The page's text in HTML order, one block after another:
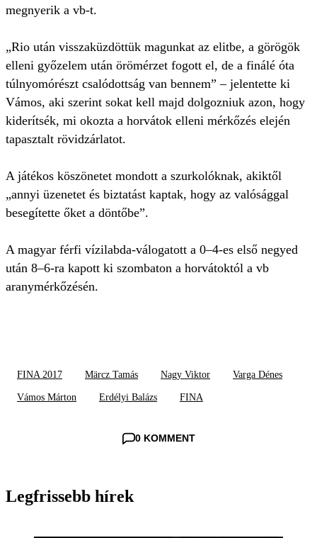
megnyerik a vb-t.
„Rio után visszaküzdöttük magunkat az elitbe, a görögök
elleni győzelem után örömérzet fogott el, de a finálé óta
túlnyomórészt csalódottság van bennem” – jelentette ki
Vámos, aki szerint sokat kell majd dolgozniuk azon, hogy
kiderítsék, mi okozta a horvátok elleni mérkőzés elején
tapasztalt rövidzárlatot.
A játékos köszönetet mondott a szurkolóknak, akiktől
„annyi üzenetet és biztatást kaptak, hogy az valósággal
besegítette őket a döntőbe”.
A magyar férfi vízilabda-válogatott a 0–4-es első negyed
után 8–6-ra kapott ki szombaton a horvátoktól a vb
aranymérkőzésén.
FINA 2017 Märcz Tamás Nagy Viktor Varga Dénes
Vámos Márton Erdélyi Balázs FINA
0 KOMMENT
Legfrissebb hírek